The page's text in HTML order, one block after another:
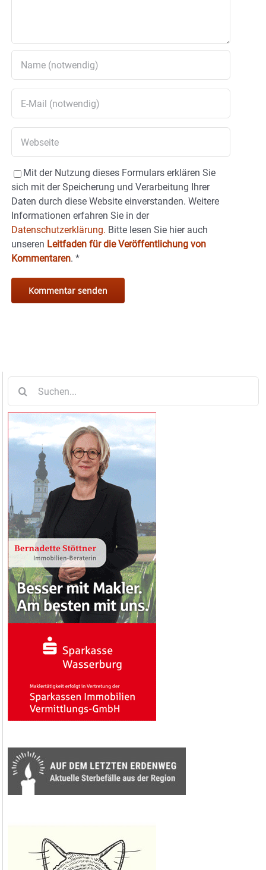
Mit der Nutzung dieses Formulars erklären Sie
sich mit der Speicherung und Verarbeitung Ihrer
Daten durch diese Website einverstanden. Weitere
Informationen erfahren Sie in der
Datenschutzerklärung. Bitte lesen Sie hier auch
unseren Leitfaden für die Veröffentlichung von
Kommentaren. *
nach: